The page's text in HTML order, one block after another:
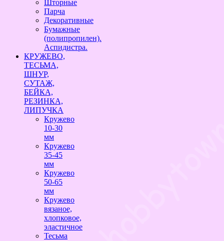
Шторные
Парча
Декоративные
Бумажные
(полипропилен).
Аспидистра.
КРУЖЕВО,
ТЕСЬМА,
ШНУР,
СУТАЖ,
БЕЙКА,
РЕЗИНКА,
ЛИПУЧКА
Кружево
10-30
мм
Кружево
35-45
мм
Кружево
50-65
мм
Кружево
вязаное,
хлопковое,
эластичное
Тесьма